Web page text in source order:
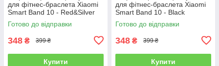
для фітнес-браслета Xiaomi
Smart Band 10 - Red&Silver
Готово до відправки
348 ₴ 399 ₴
Купити
для фітнес-браслета Xiaomi
Smart Band 10 - Black
Готово до відправки
348 ₴ 399 ₴
Купити